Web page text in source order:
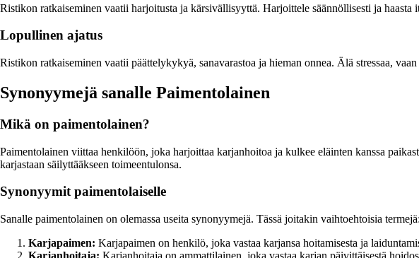
Ristikon ratkaiseminen vaatii harjoitusta ja kärsivällisyyttä. Harjoittele säännöllisesti ja haasta
Lopullinen ajatus
Ristikon ratkaiseminen vaatii päättelykykyä, sanavarastoa ja hieman onnea. Älä stressaa,
Synonyymejä sanalle Paimentolainen
Mikä on paimentolainen?
Paimentolainen viittaa henkilöön, joka harjoittaa karjanhoitoa ja kulkee eläinten kanssa
karjastaan säilyttääkseen toimeentulonsa.
Synonyymit paimentolaiselle
Sanalle paimentolainen on olemassa useita synonyymejä. Tässä joitakin vaihtoehtoisia termejä:
Karjapaimen: Karjapaimen on henkilö, joka vastaa karjansa hoitamisesta ja
Karjanhoitaja: Karjanhoitaja on ammattilainen, joka vastaa karjan päivittäisestä